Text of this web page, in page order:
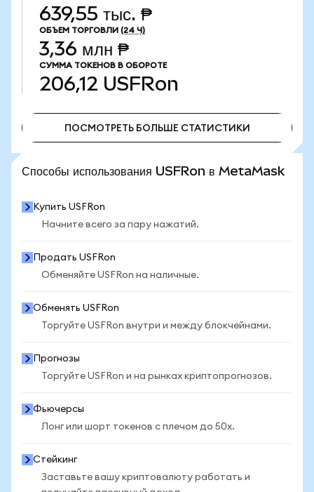
639,55 тыс. ₱
ОБЪЕМ ТОРГОВЛИ (24 Ч)
3,36 млн ₱
СУММА ТОКЕНОВ В ОБОРОТЕ
206,12 USFRon
ПОСМОТРЕТЬ БОЛЬШЕ СТАТИСТИКИ
Способы использования USFRon в MetaMask
Купить USFRon
Начните всего за пару нажатий.
Продать USFRon
Обменяйте USFRon на наличные.
Обменять USFRon
Торгуйте USFRon внутри и между блокчейнами.
Прогнозы
Торгуйте USFRon и на рынках криптопрогнозов.
Фьючерсы
Лонг или шорт токенов с плечом до 50x.
Стейкинг
Заставьте вашу криптовалюту работать и